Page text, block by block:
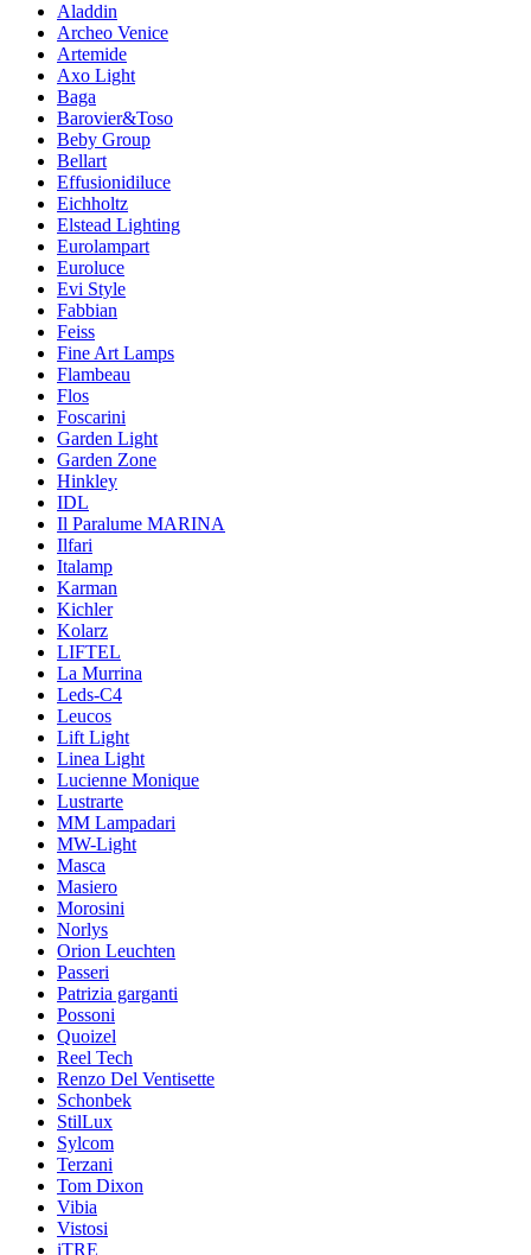
Aladdin
Archeo Venice
Artemide
Axo Light
Baga
Barovier&Toso
Beby Group
Bellart
Effusionidiluce
Eichholtz
Elstead Lighting
Eurolampart
Euroluce
Evi Style
Fabbian
Feiss
Fine Art Lamps
Flambeau
Flos
Foscarini
Garden Light
Garden Zone
Hinkley
IDL
Il Paralume MARINA
Ilfari
Italamp
Karman
Kichler
Kolarz
LIFTEL
La Murrina
Leds-C4
Leucos
Lift Light
Linea Light
Lucienne Monique
Lustrarte
MM Lampadari
MW-Light
Masca
Masiero
Morosini
Norlys
Orion Leuchten
Passeri
Patrizia garganti
Possoni
Quoizel
Reel Tech
Renzo Del Ventisette
Schonbek
StilLux
Sylcom
Terzani
Tom Dixon
Vibia
Vistosi
iTRE